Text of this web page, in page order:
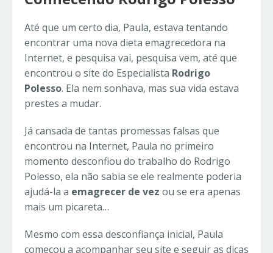
Até que um certo dia, Paula, estava tentando
encontrar uma nova dieta emagrecedora na
Internet, e pesquisa vai, pesquisa vem, até que
encontrou o site do Especialista Rodrigo
Polesso. Ela nem sonhava, mas sua vida estava
prestes a mudar.
Já cansada de tantas promessas falsas que
encontrou na Internet, Paula no primeiro
momento desconfiou do trabalho do Rodrigo
Polesso, ela não sabia se ele realmente poderia
ajudá-la a emagrecer de vez ou se era apenas
mais um picareta…
Mesmo com essa desconfiança inicial, Paula
começou a acompanhar seu site e seguir as dicas